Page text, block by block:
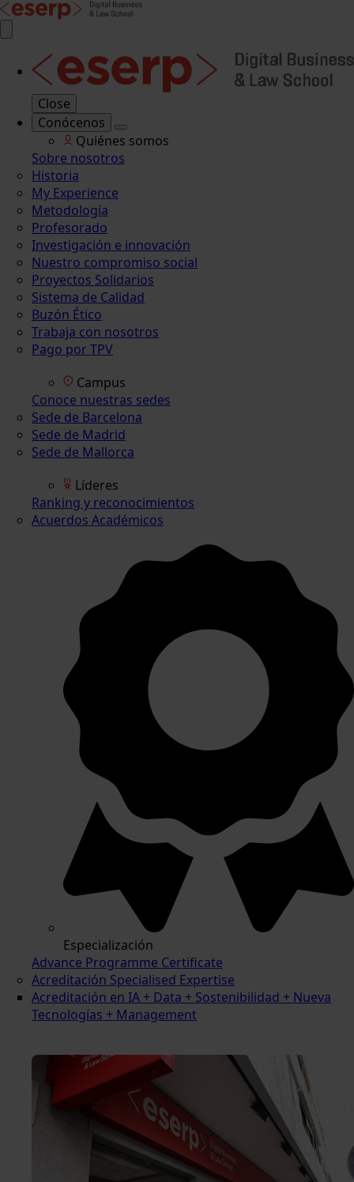
Close
Conócenos
Quiénes somos
Sobre nosotros
Historia
My Experience
Metodología
Profesorado
Investigación e innovación
Nuestro compromiso social
Proyectos Solidarios
Sistema de Calidad
Buzón Ético
Trabaja con nosotros
Pago por TPV
Campus
Conoce nuestras sedes
Sede de Barcelona
Sede de Madrid
Sede de Mallorca
Líderes
Ranking y reconocimientos
Acuerdos Académicos
Especialización
Advance Programme Certificate
Acreditación Specialised Expertise
Acreditación en IA + Data + Sostenibilidad + Nueva
Tecnologías + Management